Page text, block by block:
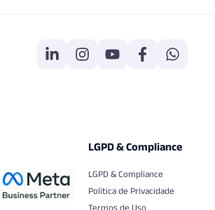
LGPD & Compliance
LGPD & Compliance
Politica de Privacidade
Termos de Uso